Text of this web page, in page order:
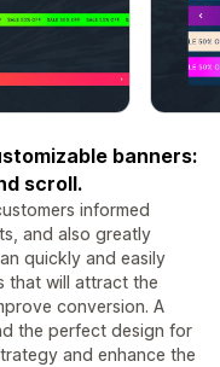
banners:
scroll.
informed
and also greatly
quickly and easily
that will attract the
conversion. A
the perfect design for
and enhance the